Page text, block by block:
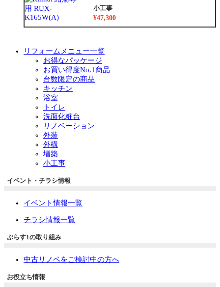
小工事
¥47,300
リフォームメニュー一覧
お得なパッケージ
お買い得度No.1商品
台数限定の商品
キッチン
浴室
トイレ
洗面化粧台
リノベーション
外装
外構
増築
小工事
イベント・チラシ情報
イベント情報一覧
チラシ情報一覧
ぷらす1の取り組み
中古リノベをご検討中の方へ
お役立ち情報